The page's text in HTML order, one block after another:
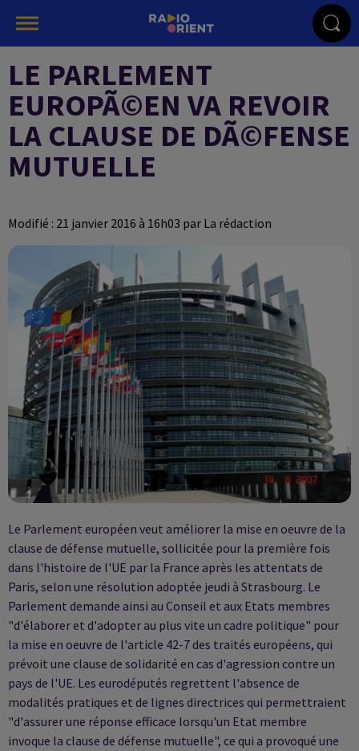
LE PARLEMENT
EUROPÃ©EN VA REVOIR
LA CLAUSE DE DÃ©FENSE
MUTUELLE
Modifié : 21 janvier 2016 à 16h03 par La rédaction
Le Parlement européen veut améliorer la mise en oeuvre de la
clause de défense mutuelle, sollicitée pour la première fois
dans l'histoire de l'UE par la France après les attentats de
Paris, selon une résolution adoptée jeudi à Strasbourg. Le
Parlement demande ainsi au Conseil et aux Etats membres
"d'élaborer et d'adopter au plus vite un cadre politique" pour
la mise en oeuvre de l'article 42-7 des traités européens, qui
prévoit une clause de solidarité en cas d'agression contre un
pays de l'UE. Les eurodéputés regrettent l'absence de
modalités pratiques et de lignes directrices qui permettraient
"d'assurer une réponse efficace lorsqu'un Etat membre
invoque la clause de défense mutuelle", ce qui a provoqué une